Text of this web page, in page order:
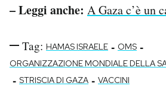
– Leggi anche: A Gaza c’è un
Tag: HAMAS ISRAELE - OMS -
ORGANIZZAZIONE MONDIALE DELLA
- STRISCIA DI GAZA - VACCINI